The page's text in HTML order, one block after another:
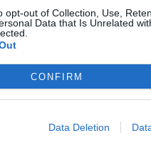
opt-out of Collection, Use,
Data that Is Unrelated
CONFIRM
Data Deletion
και γενικά